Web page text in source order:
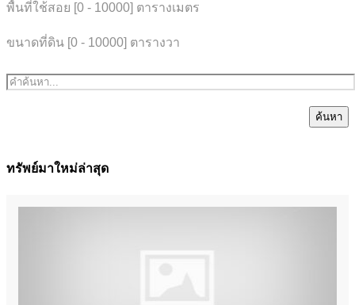
พื้นที่ใช้สอย [0 - 10000] ตารางเมตร
ขนาดที่ดิน [0 - 10000] ตารางวา
ค้นหา
ทรัพย์มาใหม่ล่าสุด